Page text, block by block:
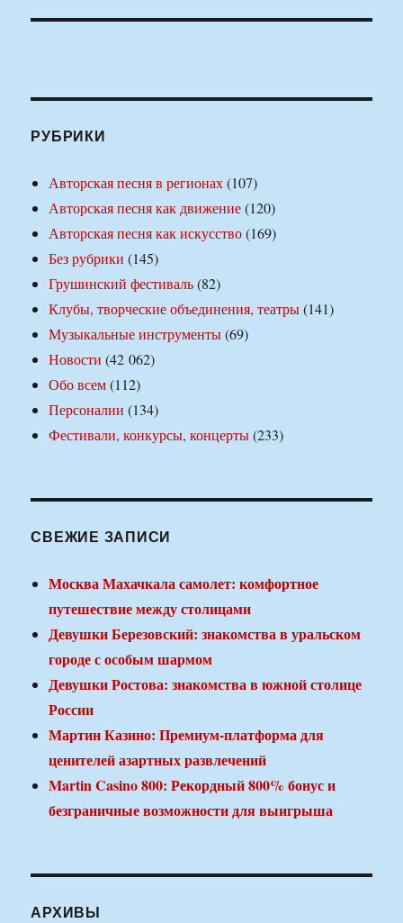
РУБРИКИ
Авторская песня в регионах(107)
Авторская песня как движение(120)
Авторская песня как искусство(169)
Без рубрики (145)
Грушинский фестиваль(82)
Клубы, творческие объединения, театры(141)
Музыкальные инструменты(69)
Новости (42 062)
Обо всем(112)
Персоналии (134)
Фестивали, конкурсы, концерты(233)
СВЕЖИЕ ЗАПИСИ
Москва Махачкала самолет: комфортное
путешествие между столицами
Девушки Березовский: знакомства в уральском
городе с особым шармом
Девушки Ростова: знакомства в южной столице
России
Мартин Казино: Премиум-платформа для
ценителей азартных развлечений
Martin Casino 800: Рекордный 800% бонус и
безграничные возможности для выигрыша
АРХИВЫ